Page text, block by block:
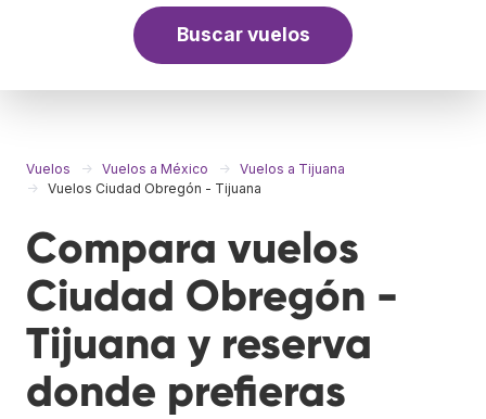
Buscar vuelos
Vuelos Vuelos a México
Vuelos a Tijuana
Vuelos Ciudad Obregón - Tijuana
Compara vuelos
Ciudad Obregón -
Tijuana y reserva
donde prefieras